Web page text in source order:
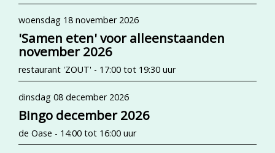
woensdag 18 november 2026
'Samen eten' voor alleenstaanden
november 2026
restaurant 'ZOUT' - 17:00 tot 19:30 uur
dinsdag 08 december 2026
Bingo december 2026
de Oase - 14:00 tot 16:00 uur